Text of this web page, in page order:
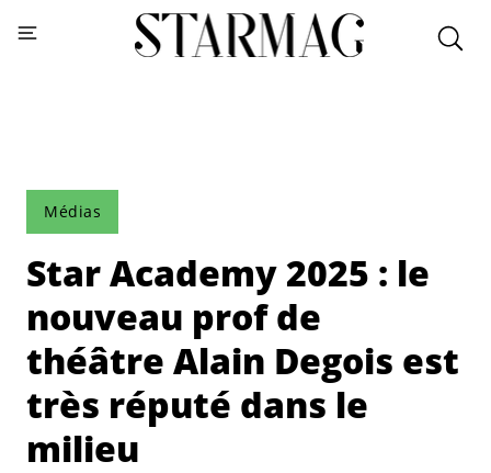
Médias
Star Academy 2025 : le
nouveau prof de
théâtre Alain Degois est
très réputé dans le
milieu